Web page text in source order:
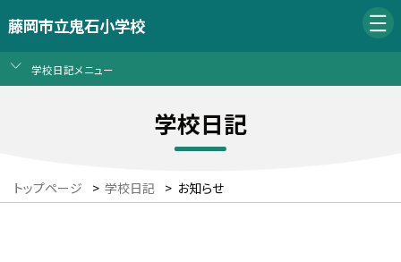
藤岡市立鬼石小学校
学校日記メニュー
学校日記
トップページ > 学校日記 > お知らせ